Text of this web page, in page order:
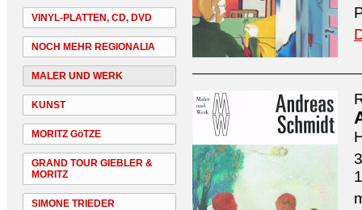
VINYL-PLATTEN, CD, DVD
NOCH MEHR REGIONALIA
MALER UND WERK
KUNST
MORITZ GöTZE
GRAND TOUR GIEBLER &
MORITZ
SIMONE TRIEDER